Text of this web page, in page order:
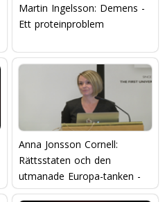
Martin Ingelsson: Demens -
Ett proteinproblem
Anna Jonsson Cornell:
Rättsstaten och den
utmanade Europa-tanken -
den komparativa